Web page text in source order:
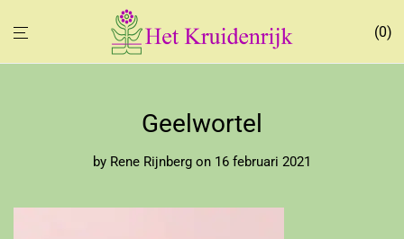
0
Geelwortel
by Rene Rijnberg on 16 februari 2021